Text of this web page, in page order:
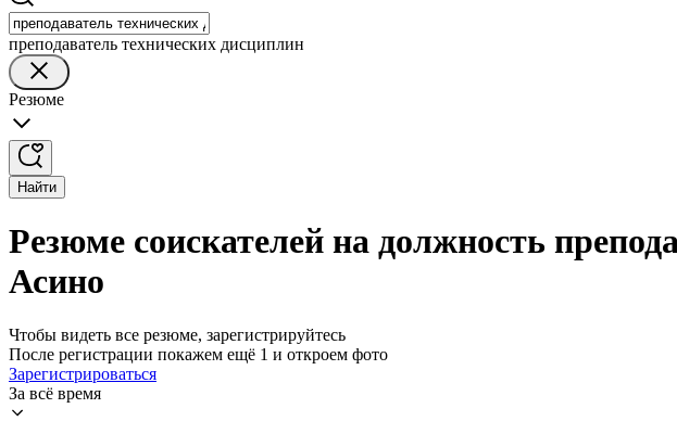
преподаватель технических дисциплин
Резюме
Найти
Резюме соискателей на должность
Асино
Чтобы видеть все резюме, зарегистрируйтесь
После регистрации покажем ещё 1 и откроем фото
Зарегистрироваться
За всё время